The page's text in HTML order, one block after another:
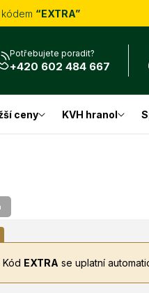
“EXTRA”
Potřebujete poradit?
+420 602 484 667
ceny KVH hranol
Kód EXTRA se uplatní